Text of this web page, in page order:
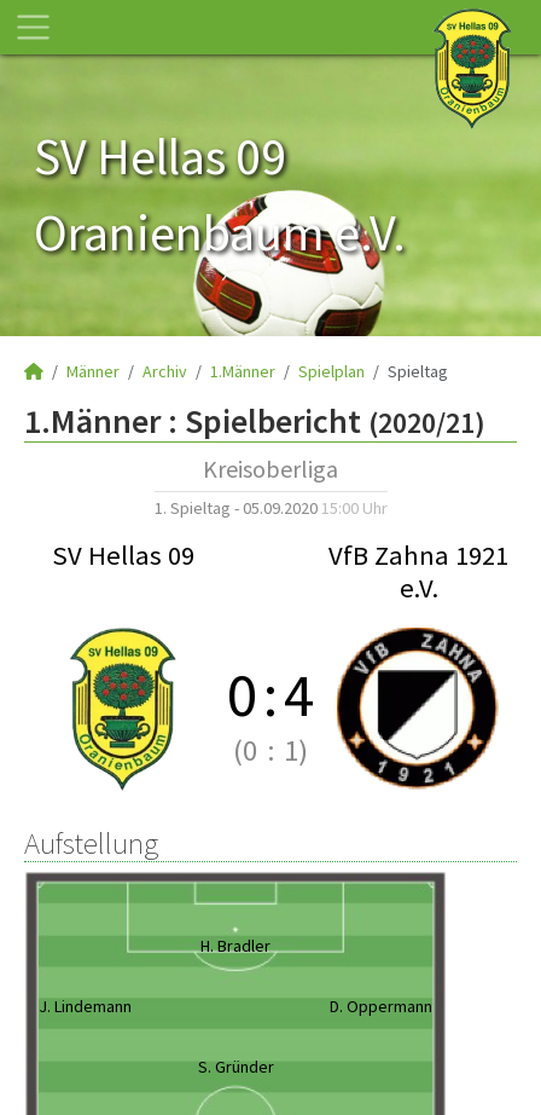
SV Hellas 09
Oranienbaum e.V.
Männer Archiv 1.Männer Spielplan Spieltag
1.Männer : Spielbericht (2020/21)
Kreisoberliga
1. Spieltag - 05.09.2020 15:00 Uhr
SV Hellas 09
VfB Zahna 1921
e.V.
0:4
(0 : 1)
Aufstellung
H. Bradler
J. Lindemann D. Oppermann
S. Gründer